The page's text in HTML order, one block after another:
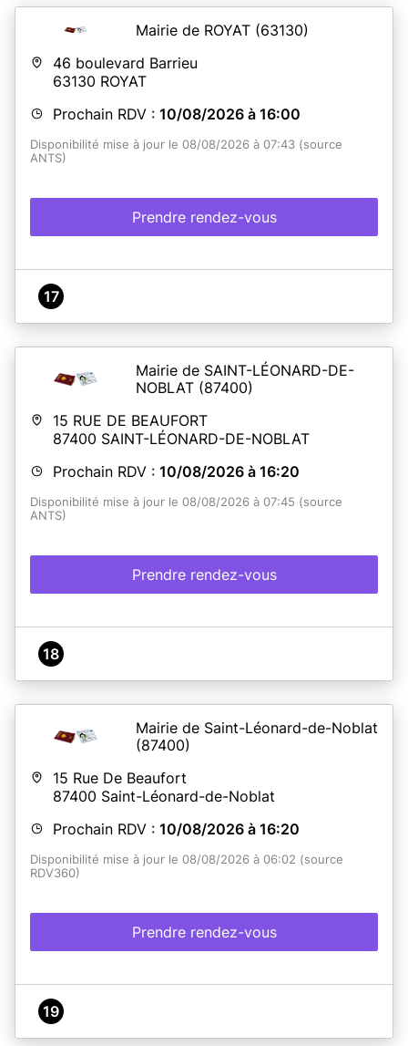
Mairie de ROYAT (63130)
46 boulevard Barrieu
63130 ROYAT
Prochain RDV : 10/08/2026 à 16:00
Disponibilité mise à jour le 08/08/2026 à 07:43 (source
ANTS)
Prendre rendez-vous
17
Mairie de SAINT-LÉONARD-DE-
NOBLAT (87400)
15 RUE DE BEAUFORT
87400 SAINT-LÉONARD-DE-NOBLAT
Prochain RDV : 10/08/2026 à 16:20
Disponibilité mise à jour le 08/08/2026 à 07:45 (source
ANTS)
Prendre rendez-vous
18
Mairie de Saint-Léonard-de-Noblat
(87400)
15 Rue De Beaufort
87400 Saint-Léonard-de-Noblat
Prochain RDV : 10/08/2026 à 16:20
Disponibilité mise à jour le 08/08/2026 à 06:02 (source
RDV360)
Prendre rendez-vous
19